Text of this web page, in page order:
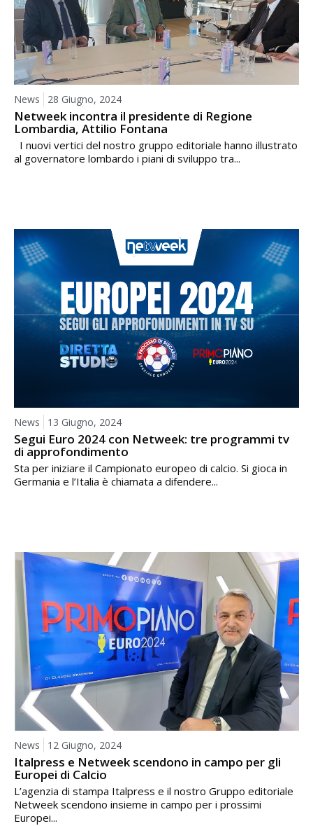
News 28 Giugno, 2024
Netweek incontra il presidente di Regione
Lombardia, Attilio Fontana
I nuovi vertici del nostro gruppo editoriale hanno illustrato
al governatore lombardo i piani di sviluppo tra...
News 13 Giugno, 2024
Segui Euro 2024 con Netweek: tre programmi tv
di approfondimento
Sta per iniziare il Campionato europeo di calcio. Si gioca in
Germania e l’Italia è chiamata a difendere...
News 12 Giugno, 2024
Italpress e Netweek scendono in campo per gli
Europei di Calcio
L’agenzia di stampa Italpress e il nostro Gruppo editoriale
Netweek scendono insieme in campo per i prossimi
Europei...